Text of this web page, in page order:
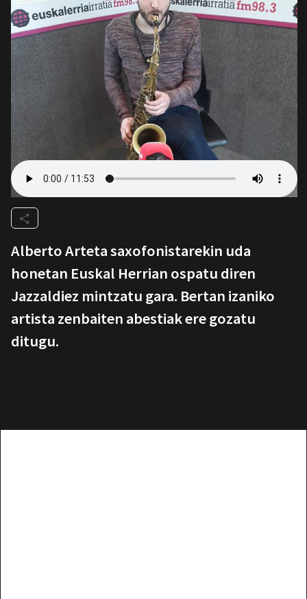
Alberto Arteta saxofonistarekin uda
honetan Euskal Herrian ospatu diren
Jazzaldiez mintzatu gara. Bertan izaniko
artista zenbaiten abestiak ere gozatu
ditugu.